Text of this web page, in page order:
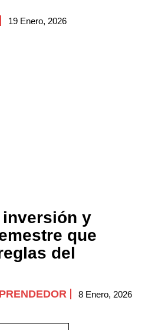
19 Enero, 2026
y
que
del
8 Enero, 2026